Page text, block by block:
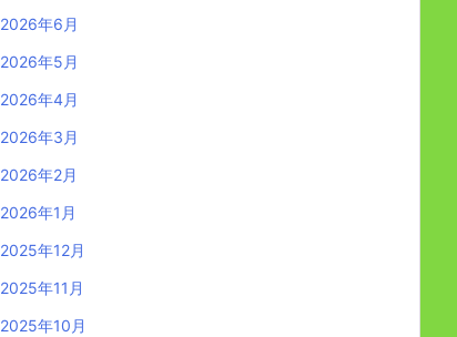
2026年6月
2026年5月
2026年4月
2026年3月
2026年2月
2026年1月
2025年12月
2025年11月
2025年10月